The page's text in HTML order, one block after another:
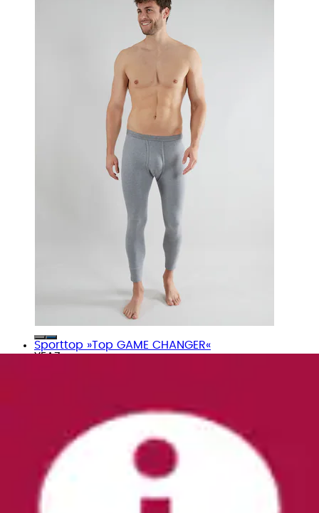
Sporttop »Top GAME CHANGER«
YEAZ